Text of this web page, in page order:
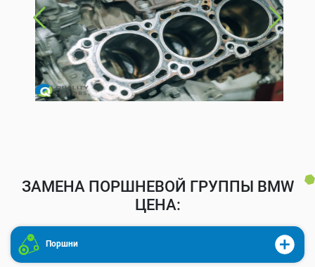
ЗАМЕНА ПОРШНЕВОЙ ГРУППЫ BMW
ЦЕНА:
Поршни